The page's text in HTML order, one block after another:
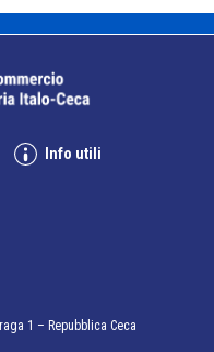
Info utili
1 – Repubblica Ceca